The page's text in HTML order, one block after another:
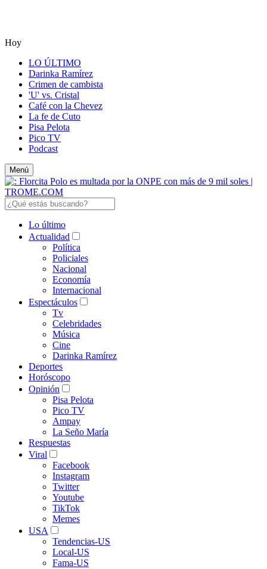
Hoy
LO ÚLTIMO
Darinka Ramírez
Crimen de cambista
'U' vs. Cristal
Café con la Chevez
La fe de Cuto
Pisa Pelota
Pico TV
Podcast
Menú
Lo último
Actualidad
Política
Policiales
Nacional
Economía
Internacional
Espectáculos
Tv
Celebridades
Música
Cine
Darinka Ramírez
Deportes
Horóscopo
Opinión
Pisa Pelota
Pico TV
Ampay
La Seño María
Respuestas
Viral
Facebook
Instagram
Twitter
Youtube
TikTok
Memes
USA
Tendencias-US
Local-US
Fama-US